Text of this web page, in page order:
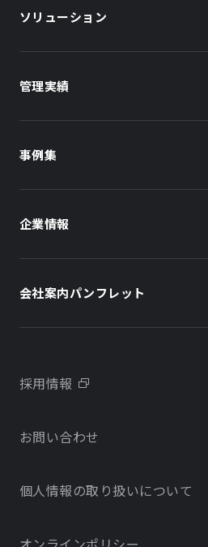
ソリューション
オーナー様向け
オフィスビル
住まい（社宅・賃貸住宅）
学校・教育施設
不動産開発をご検討の方へ
物件をお探しの方向け
オフィス・店舗をお探しの方へ
管理実績
住まい（賃貸住宅）
事例集
企業情報
会社案内パンフレット
採用情報
お問い合わせ
個人情報の取り扱いについて